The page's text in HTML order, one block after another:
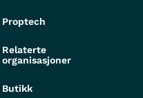
Proptech
Relaterte
organisasjoner
Butikk